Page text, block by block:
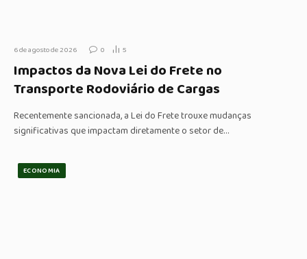
6 de agosto de 2026 0 5
Impactos da Nova Lei do Frete no
Transporte Rodoviário de Cargas
Recentemente sancionada, a Lei do Frete trouxe mudanças
significativas que impactam diretamente o setor de…
ECONOMIA